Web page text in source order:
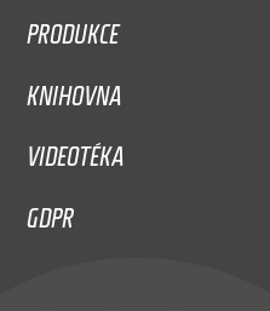
PRODUKCE
KNIHOVNA
VIDEOTÉKA
GDPR